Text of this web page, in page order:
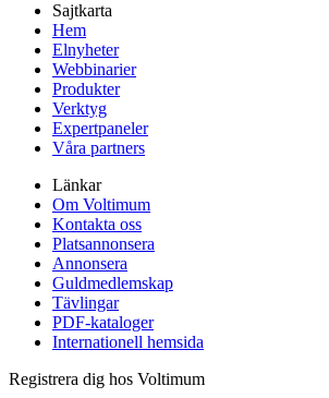
Sajtkarta
Hem
Elnyheter
Webbinarier
Produkter
Verktyg
Expertpaneler
Våra partners
Länkar
Om Voltimum
Kontakta oss
Platsannonsera
Annonsera
Guldmedlemskap
Tävlingar
PDF-kataloger
Internationell hemsida
Registrera dig hos Voltimum